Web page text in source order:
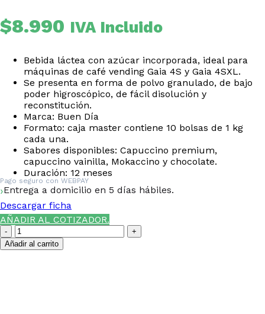
$8.990 IVA Incluido
Bebida láctea con azúcar incorporada, ideal para
máquinas de café vending Gaia 4S y Gaia 4SXL.
Se presenta en forma de polvo granulado, de bajo
poder higroscópico, de fácil disolución y
reconstitución.
Marca: Buen Día
Formato: caja master contiene 10 bolsas de 1 kg
cada una.
Sabores disponibles: Capuccino premium,
capuccino vainilla, Mokaccino y chocolate.
Duración: 12 meses
Pago seguro con WEBPAY
Entrega a domicilio en 5 días hábiles.
Descargar ficha
AÑADIR AL COTIZADOR.
Capuccino
Vainilla
1
Añadir al carrito